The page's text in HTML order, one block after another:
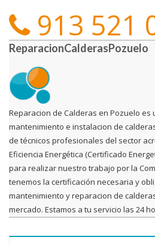
913 521
ReparacionCalderasPozuelo
Reparacion de Calderas en Pozuelo
mantenimiento e instalacion de
de técnicos profesionales del sector
Eficiencia Energética (Certificado
para realizar nuestro trabajo por la
tenemos la certificación necesaria y
mantenimiento y reparacion de
mercado. Estamos a tu servicio las 24